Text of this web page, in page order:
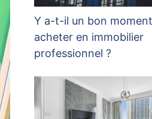
Y a-t-il un bon
acheter en immobilier
professionnel ?